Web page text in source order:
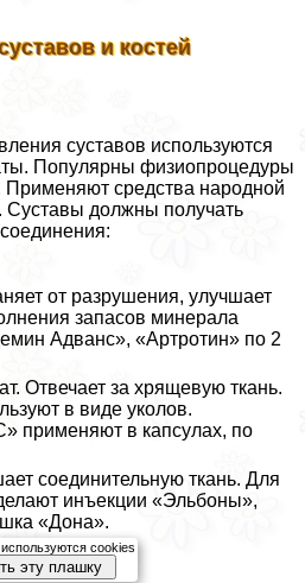
и костей
суставов используются
Популярны физиопроцедуры
Применяют средства народной
должны получать
от разрушения, улучшает
запасов минерала
Адванс», «Артротин» по 2
Отвечает за хрящевую ткань.
в виде уколов.
применяют в капсулах, по
соединительную ткань. Для
инъекции «Эльбоны»,
«Дона».
cookies
эту плашку